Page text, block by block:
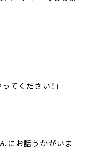
てください！」
にお話うかがいま